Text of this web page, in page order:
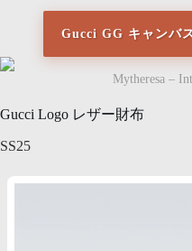
Gucci GG キャンバ
Mytheresa –
Gucci Logo レザー財布
SS25